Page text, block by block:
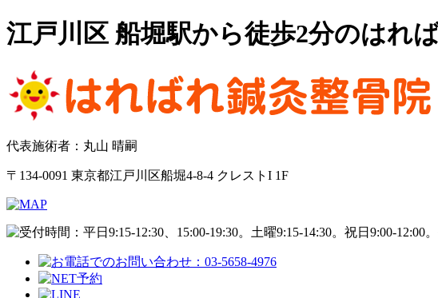
江戸川区 船堀駅から徒歩2分のはれ
代表施術者：丸山 晴嗣
〒134-0091 東京都江戸川区船堀4-8-4 クレストI 1F